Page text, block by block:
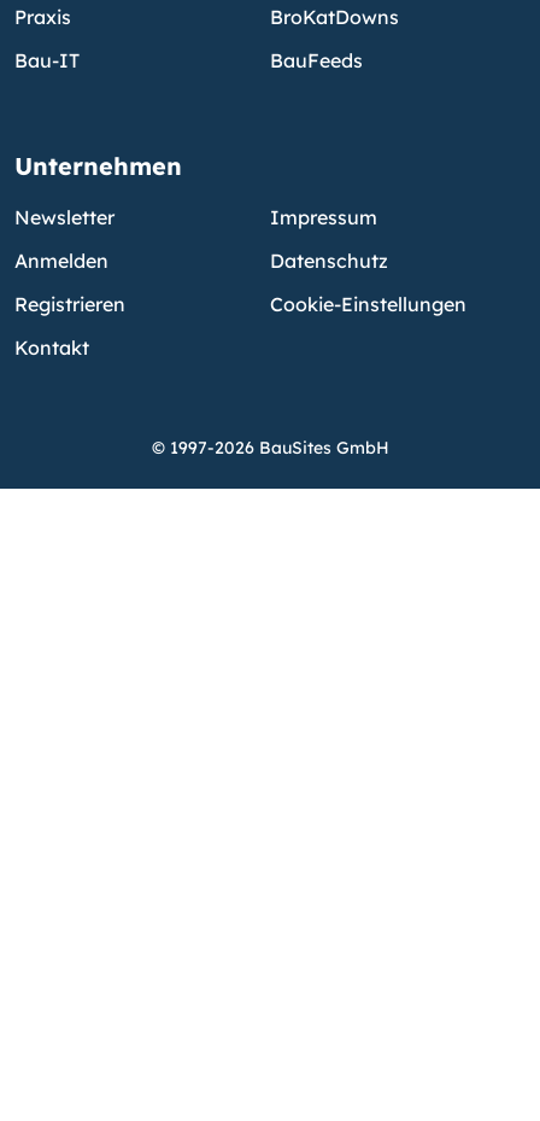
Praxis
Bau-IT
BroKatDowns
BauFeeds
Unternehmen
Newsletter
Anmelden
Registrieren
Kontakt
Impressum
Datenschutz
Cookie-Einstellungen
© 1997-2026 BauSites GmbH